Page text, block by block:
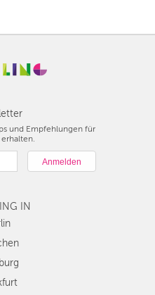
und Empfehlungen für
IN